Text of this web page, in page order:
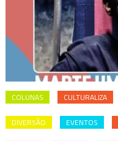
COLUNAS CULTURALIZA
DIVERSÃO EVENTOS